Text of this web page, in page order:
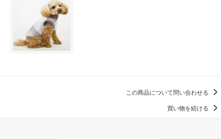
この商品について問い合わせる
買い物を続ける